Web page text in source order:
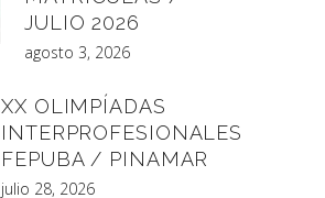
JULIO 2026
agosto 3, 2026
XX OLIMPÍADAS
INTERPROFESIONALES
FEPUBA / PINAMAR
julio 28, 2026